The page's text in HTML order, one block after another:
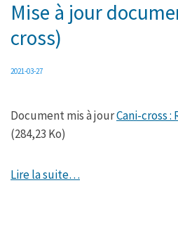
Mise à jour
cross)
2021-03-27
Document mis à jourCani-cross
(284,23 Ko)
Lire la suite…